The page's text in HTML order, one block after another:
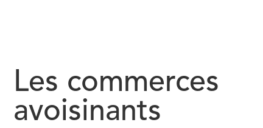
Les commerces
avoisinants